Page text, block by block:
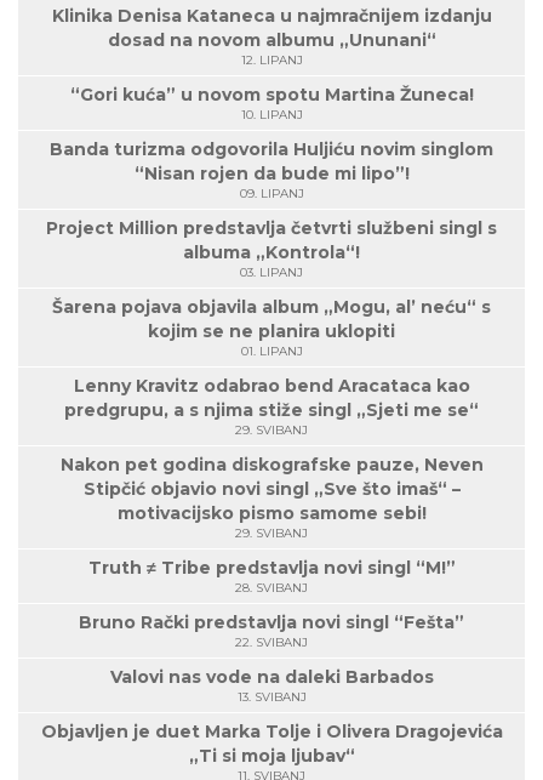
Klinika Denisa Kataneca u najmračnijem izdanju
dosad na novom albumu „Ununani“
12. LIPANJ
“Gori kuća” u novom spotu Martina Žuneca!
10. LIPANJ
Banda turizma odgovorila Huljiću novim singlom
“Nisan rojen da bude mi lipo”!
09. LIPANJ
Project Million predstavlja četvrti službeni singl s
albuma „Kontrola“!
03. LIPANJ
Šarena pojava objavila album „Mogu, al’ neću“ s
kojim se ne planira uklopiti
01. LIPANJ
Lenny Kravitz odabrao bend Aracataca kao
predgrupu, a s njima stiže singl „Sjeti me se“
29. SVIBANJ
Nakon pet godina diskografske pauze, Neven
Stipčić objavio novi singl „Sve što imaš“ –
motivacijsko pismo samome sebi!
29. SVIBANJ
Truth ≠ Tribe predstavlja novi singl “M!”
28. SVIBANJ
Bruno Rački predstavlja novi singl “Fešta”
22. SVIBANJ
Valovi nas vode na daleki Barbados
13. SVIBANJ
Objavljen je duet Marka Tolje i Olivera Dragojevića
„Ti si moja ljubav“
11. SVIBANJ